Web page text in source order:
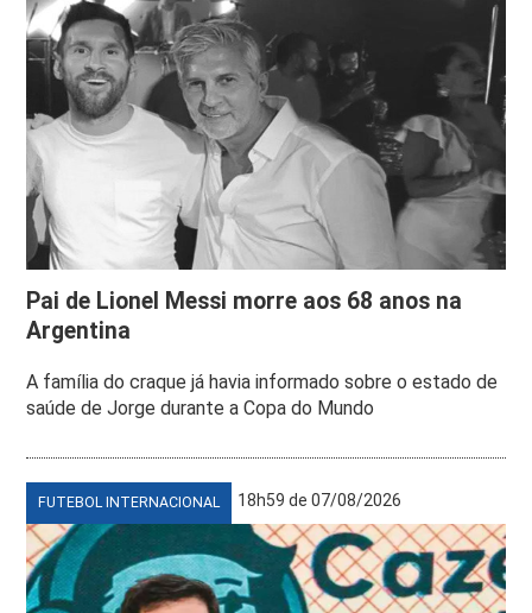
Pai de Lionel Messi morre aos 68 anos na
Argentina
A família do craque já havia informado sobre o estado de
saúde de Jorge durante a Copa do Mundo
FUTEBOL INTERNACIONAL 18h59 de 07/08/2026